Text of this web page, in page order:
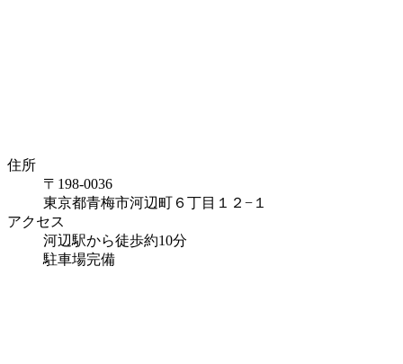
住所
〒198-0036
東京都青梅市河辺町６丁目１２−１
アクセス
河辺駅から徒歩約10分
駐車場完備